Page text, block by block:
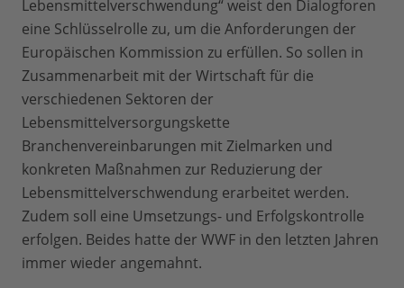
Lebensmittelverschwendung“ weist den Dialogforen
eine Schlüsselrolle zu, um die Anforderungen der
Europäischen Kommission zu erfüllen. So sollen in
Zusammenarbeit mit der Wirtschaft für die
verschiedenen Sektoren der
Lebensmittelversorgungskette
Branchenvereinbarungen mit Zielmarken und
konkreten Maßnahmen zur Reduzierung der
Lebensmittelverschwendung erarbeitet werden.
Zudem soll eine Umsetzungs- und Erfolgskontrolle
erfolgen. Beides hatte der WWF in den letzten Jahren
immer wieder angemahnt.